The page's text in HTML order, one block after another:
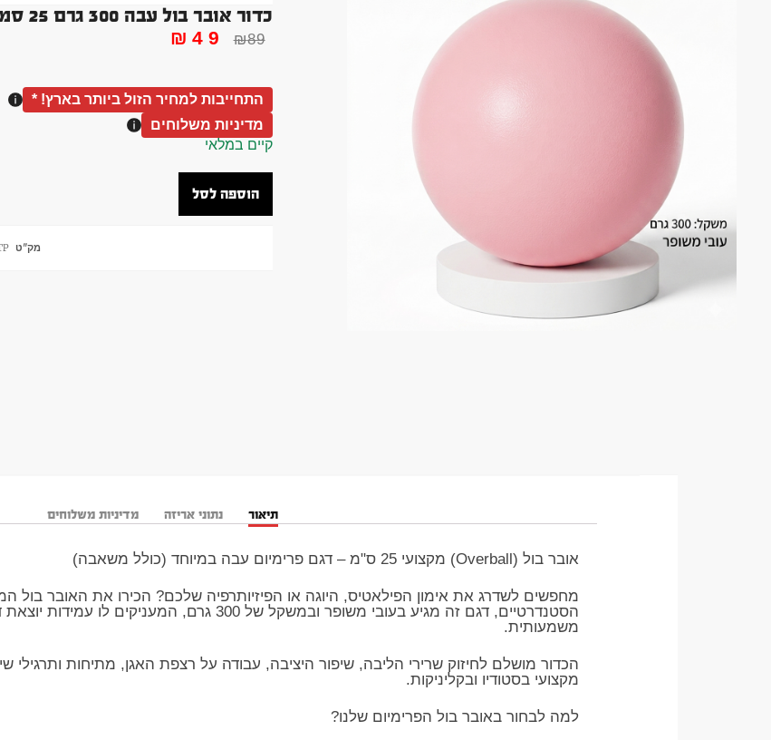
כדור אובר בול עבה 300 גרם 25 סמ OVER BALL ורוד פילאטיס יוגה
₪89
₪49
התחייבות למחיר הזול ביותר בארץ! *
מדיניות משלוחים
קיים במלאי
הוספה לסל
מק"ט
תיאור נתוני אריזה מדיניות משלוחים
אובר בול (Overball) מקצועי 25 ס"מ – דגם פרימיום עבה במיוחד (כולל משאבה)
​מחפשים לשדרג את אימון הפילאטיס, היוגה או הפיזיותרפיה שלכם? הכירו את האובר בול
הסטנדרטיים, דגם זה מגיע בעובי משופר ובמשקל של 300
משמעותית.
​הכדור מושלם לחיזוק שרירי הליבה, שיפור היציבה, עבודה על רצפת האגן, מתיחות ותרגילי
מקצועי בסטודיו ובקליניקות.
​למה לבחור באובר בול הפרימיום שלנו?